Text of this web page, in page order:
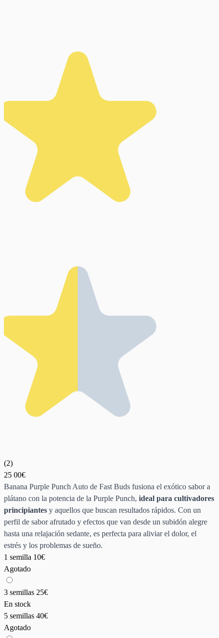
(2)
25 00€
Banana Purple Punch Auto de Fast Buds fusiona el exótico sabor a
plátano con la potencia de la Purple Punch, ideal para cultivadores
principiantes y aquellos que buscan resultados rápidos. Con un
perfil de sabor afrutado y efectos que van desde un subidón alegre
hasta una relajación sedante, es perfecta para aliviar el dolor, el
estrés y los problemas de sueño.
1 semilla 10€
Agotado
3 semillas 25€
En stock
5 semillas 40€
Agotado